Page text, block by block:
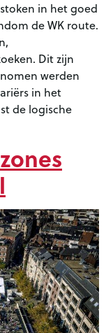
in het goed
de WK route.
Dit zijn
werden
in het
de logische